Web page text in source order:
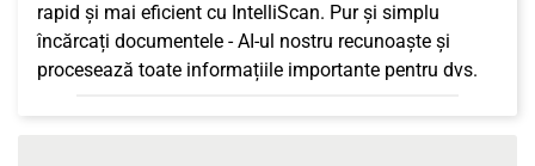
rapid și mai eficient cu IntelliScan. Pur și simplu
încărcați documentele - AI-ul nostru recunoaște și
procesează toate informațiile importante pentru dvs.